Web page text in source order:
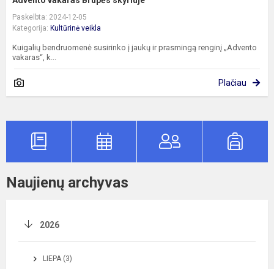
Paskelbta: 2024-12-05
Kategorija: Kultūrinė veikla
Kuigalių bendruomenė susirinko į jaukų ir prasmingą renginį „Advento
vakaras“, k...
Plačiau
Naujienų archyvas
2026
LIEPA (3)